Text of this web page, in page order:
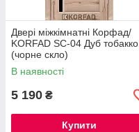
Двері міжкімнатні Корфад/
KORFAD SC-04 Дуб тобакко
(чорне скло)
В наявності
5 190 ₴
Купити